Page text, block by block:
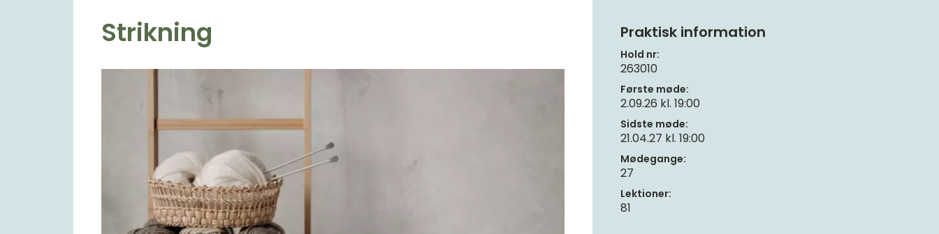
Strikning Praktisk information
Hold nr:
263010
Første møde:
2.09.26 kl. 19:00
Sidste møde:
21.04.27 kl. 19:00
Mødegange:
27
Lektioner:
81